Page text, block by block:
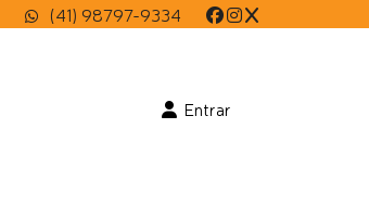
(41) 98797-9334
Entrar